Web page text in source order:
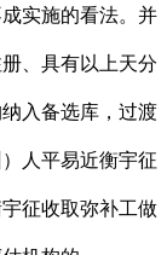
实施的看法。并
、具有以上天分
入备选库，过渡
人平易近衡宇征
征收取弥补工做